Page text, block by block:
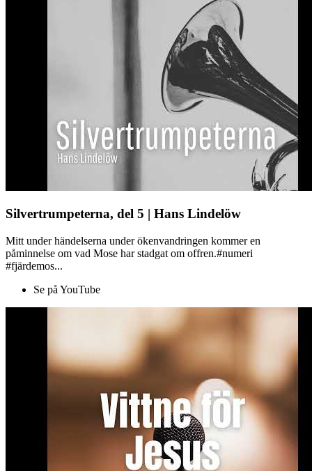
Silvertrumpeterna, del 5 | Hans Lindelöw
Mitt under händelserna under ökenvandringen kommer en
påminnelse om vad Mose har stadgat om offren.#numeri
#fjärdemos...
Se på YouTube